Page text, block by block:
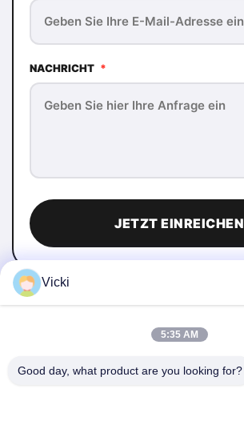
NACHRICHT *
JETZT EINREICHEN
Vicki
5:35 AM
Good day, what product are you looking for?